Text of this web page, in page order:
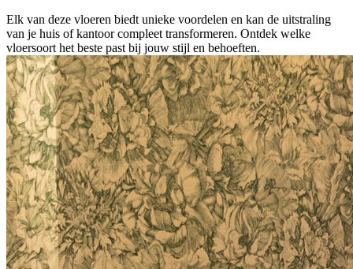
Elk van deze vloeren biedt unieke voordelen en kan de uitstraling
van je huis of kantoor compleet transformeren. Ontdek welke
vloersoort het beste past bij jouw stijl en behoeften.